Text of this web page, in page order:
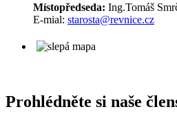
Místopředseda: Ing.Tomáš
E-mial: starosta@revnice.cz
Prohlédněte si naše